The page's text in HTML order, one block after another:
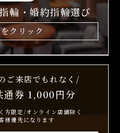
輪・婚約指輪選び
クリック
ご来店でもれなく/
通券 1,000円分
方限定/オンライン店舗除く
様優先になります